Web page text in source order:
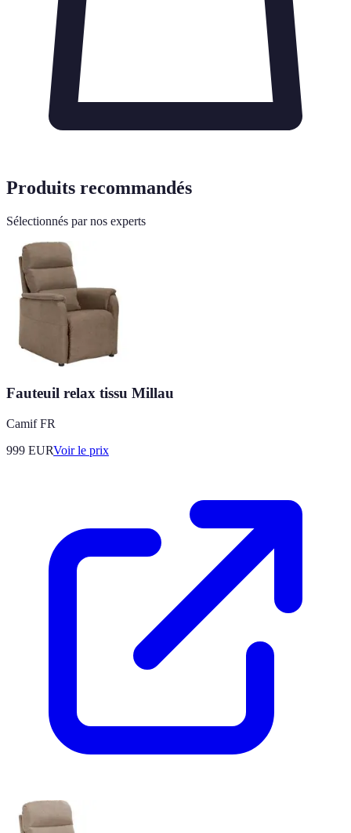
Produits recommandés
Sélectionnés par nos experts
Fauteuil relax tissu Millau
Camif FR
999 EURVoir le prix